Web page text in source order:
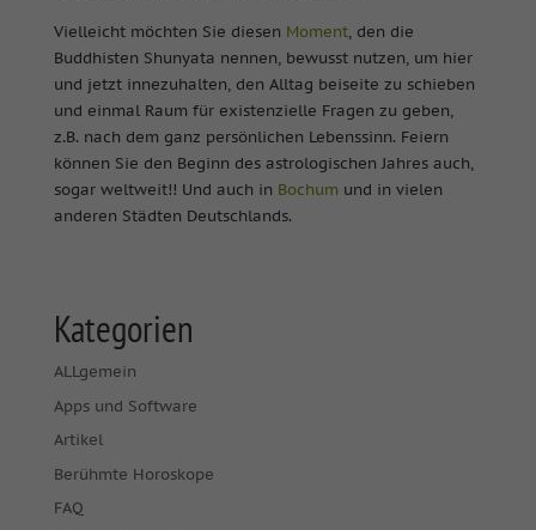
Vielleicht möchten Sie diesen Moment, den die
Buddhisten Shunyata nennen, bewusst nutzen, um hier
und jetzt innezuhalten, den Alltag beiseite zu schieben
und einmal Raum für existenzielle Fragen zu geben,
z.B. nach dem ganz persönlichen Lebenssinn. Feiern
können Sie den Beginn des astrologischen Jahres auch,
sogar weltweit!! Und auch in Bochum und in vielen
anderen Städten Deutschlands.
Kategorien
ALLgemein
Apps und Software
Artikel
Berühmte Horoskope
FAQ